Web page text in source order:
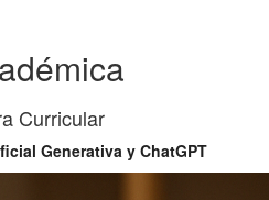
Curricular
Generativa y ChatGPT